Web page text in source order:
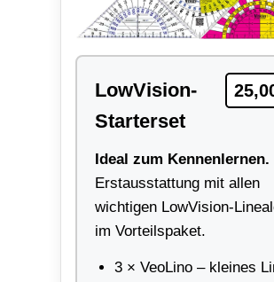
LowVision-
Starterset
Ideal zum Kennenlernen.
Erstausstattung mit allen
wichtigen LowVision-
im Vorteilspaket.
3 × VeoLino – kleines